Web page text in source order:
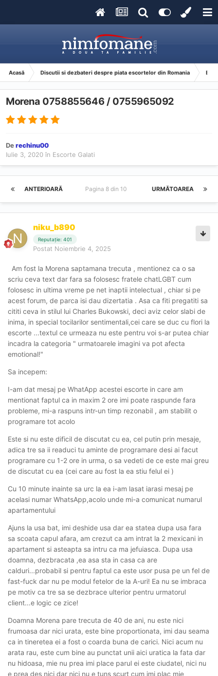
Acasă Discutii si dezbateri despre piata escortelor din Romania
Morena 0758855646 / 0755965092
Derechinu00
Iulie 3, 2020 în Escorte Galati
ANTERIOARĂ URMĂTOAREA
Pagina 8 din 10
niku_b890
Reputație: 401
Postat Noiembrie 4, 2025
Am fost la Morena saptamana trecuta , mentionez ca o sa
scriu ceva text dar fara sa folosesc fratele chatLGBT cum
folosesc in ultima vreme pe net inaptii intelectual , chiar si pe
acest forum, de parca isi dau dizertatia . Asa ca fiti pregatiti sa
cititi ceva in stilul lui Charles Bukowski, deci aviz celor slabi de
inima, in special tocilarilor sentimentali,cei care se duc cu flori la
escorte ...textul ce urmeaza nu este pentru voi s-ar putea chiar
incadra la categoria " urmatoarele imagini va pot afecta
emotional!"
Sa incepem:
I-am dat mesaj pe WhatApp acestei escorte in care am
mentionat faptul ca in maxim 2 ore imi poate raspunde fara
probleme, mi-a raspuns intr-un timp rezonabil , am stabilit o
programare tot acolo
Este si nu este dificil de discutat cu ea, cel putin prin mesaje,
adica tre sa ii readuci tu aminte de programare desi ai facut
programare cu 1-2 ore in urma, o sa vedeti de ce este mai greu
de discutat cu ea (cei care au fost la ea stiu felul ei )
Cu 10 minute inainte sa urc la ea i-am lasat iarasi mesaj pe
acelasi numar WhatsApp,acolo unde mi-a comunicat numarul
apartamentului
Ajuns la usa bat, imi deshide usa dar ea statea dupa usa fara
sa scoata capul afara, am crezut ca am intrat la 2 mexicani in
apartament si asteapta sa intru ca ma jefuiasca. Dupa usa
doamna, dezbracata ,ea asa sta in casa ca are
calduri...probabil si pentru faptul ca este usor pusa pe un fel de
fast-fuck dar nu pe modul fetelor de la A-uri! Ea nu se imbraca
pe motiv ca tre sa se dezbrace ulterior pentru urmatorul
client...e logic ce zice!
Doamna Morena pare trecuta de 40 de ani, nu este nici
frumoasa dar nici urata, este bine proportionata, imi dau seama
ca in tineretea ei a fost o coarda buna de carici. Nici acum nu
arata rau, este cum bine au punctat unii aici uratica la fata dar
nu hidoasa, mie nu prea imi place parul ei este ciudatel, nici nu
e prea des nici dar nici nu e tuns scurt cum imi plac mie